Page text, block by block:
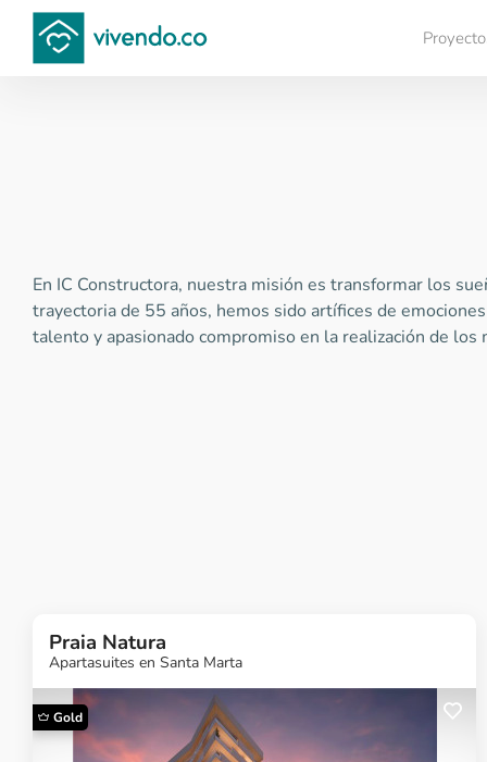
En IC Constructora, nuestra misión es transformar los
trayectoria de 55 años, hemos sido artífices de
talento y apasionado compromiso en la realización de los
Praia Natura
Apartasuites en Santa Marta
Gold
Compara proyectos